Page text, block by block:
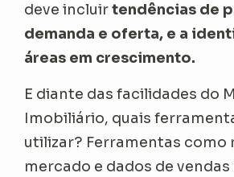
deve incluirtendências de
demanda e oferta, e a
áreas em crescimento.
E diante das facilidades do
Imobiliário, quais
utilizar? Ferramentas como
mercado e dados de